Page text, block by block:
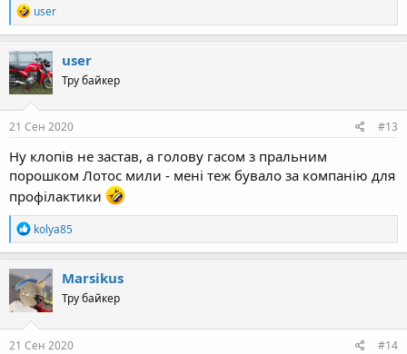
R
e
a
c
t
i
o
n
s
user
user
Тру байкер
21 Сен 2020 #13
Ну клопів не застав, а голову гасом з пральним
порошком Лотос мили - мені теж бувало за компанію для
профілактики
R
e
a
c
t
i
o
n
s
kolya85
Marsikus
Тру байкер
21 Сен 2020 #14